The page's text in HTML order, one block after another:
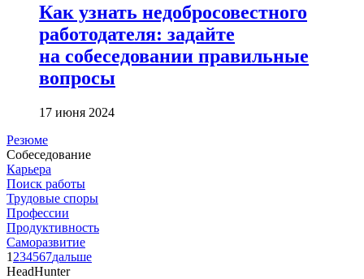
Как узнать недобросовестного
работодателя: задайте
на собеседовании правильные
вопросы
17 июня 2024
Резюме
Собеседование
Карьера
Поиск работы
Трудовые споры
Профессии
Продуктивность
Саморазвитие
1 234567дальше
HeadHunter